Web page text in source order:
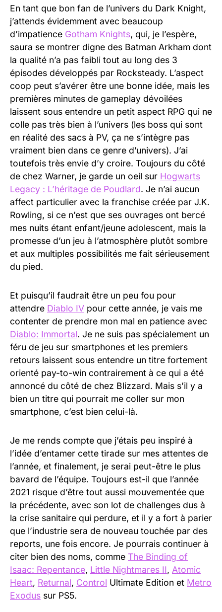
En tant que bon fan de l’univers du Dark Knight,
j’attends évidemment avec beaucoup
d’impatience Gotham Knights, qui, je l’espère,
saura se montrer digne des Batman Arkham dont
la qualité n’a pas faibli tout au long des 3
épisodes développés par Rocksteady. L’aspect
coop peut s’avérer être une bonne idée, mais les
premières minutes de gameplay dévoilées
laissent sous entendre un petit aspect RPG qui ne
colle pas très bien à l’univers (les boss qui sont
en réalité des sacs à PV, ça ne s’intègre pas
vraiment bien dans ce genre d’univers). J’ai
toutefois très envie d’y croire. Toujours du côté
de chez Warner, je garde un oeil sur Hogwarts
Legacy : L’héritage de Poudlard. Je n’ai aucun
affect particulier avec la franchise créée par J.K.
Rowling, si ce n’est que ses ouvrages ont bercé
mes nuits étant enfant/jeune adolescent, mais la
promesse d’un jeu à l’atmosphère plutôt sombre
et aux multiples possibilités me fait sérieusement
du pied.
Et puisqu’il faudrait être un peu fou pour
attendre Diablo IV pour cette année, je vais me
contenter de prendre mon mal en patience avec
Diablo: Immortal. Je ne suis pas spécialement un
féru de jeu sur smartphones et les premiers
retours laissent sous entendre un titre fortement
orienté pay-to-win contrairement à ce qui a été
annoncé du côté de chez Blizzard. Mais s’il y a
bien un titre qui pourrait me coller sur mon
smartphone, c’est bien celui-là.
Je me rends compte que j’étais peu inspiré à
l’idée d’entamer cette tirade sur mes attentes de
l’année, et finalement, je serai peut-être le plus
bavard de l’équipe. Toujours est-il que l’année
2021 risque d’être tout aussi mouvementée que
la précédente, avec son lot de challenges dus à
la crise sanitaire qui perdure, et il y a fort à parier
que l’industrie sera de nouveau touchée par des
reports, une fois encore. Je pourrais continuer à
citer bien des noms, comme The Binding of
Isaac: Repentance, Little Nightmares II, Atomic
Heart, Returnal, Control Ultimate Edition et Metro
Exodus sur PS5.